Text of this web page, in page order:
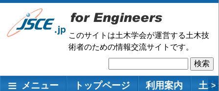
メ
ン
このサイトは土木学会が運営する土木技
術者のための情報交流サイトです。
索
メインナビゲーション
メニュー トップページ 利用案内 土 >